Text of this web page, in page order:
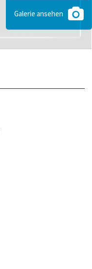
Galerie ansehen